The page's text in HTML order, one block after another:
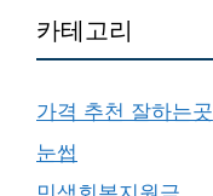
카테고리
가격 추천 잘하는곳
눈썹